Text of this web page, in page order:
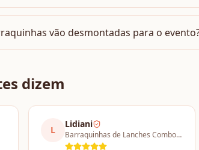
vão desmontadas para o
dizem
L
Lidiani
Barraquinhas de Lanches Combo a partir de 4 barracas